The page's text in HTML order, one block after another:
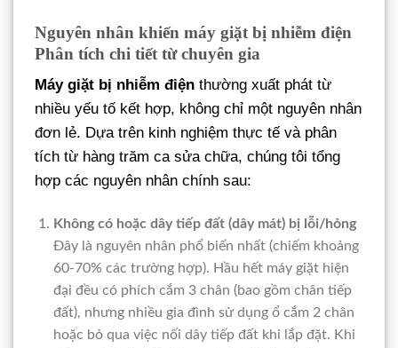
Nguyên nhân khiến máy giặt bị nhiễm điện
Phân tích chi tiết từ chuyên gia
Máy giặt bị nhiễm điện thường xuất phát từ
nhiều yếu tố kết hợp, không chỉ một nguyên nhân
đơn lẻ. Dựa trên kinh nghiệm thực tế và phân
tích từ hàng trăm ca sửa chữa, chúng tôi tổng
hợp các nguyên nhân chính sau:
Không có hoặc dây tiếp đất (dây mát) bị lỗi/hỏng
Đây là nguyên nhân phổ biến nhất (chiếm khoảng
60-70% các trường hợp). Hầu hết máy giặt hiện
đại đều có phích cắm 3 chân (bao gồm chân tiếp
đất), nhưng nhiều gia đình sử dụng ổ cắm 2 chân
hoặc bỏ qua việc nối dây tiếp đất khi lắp đặt. Khi